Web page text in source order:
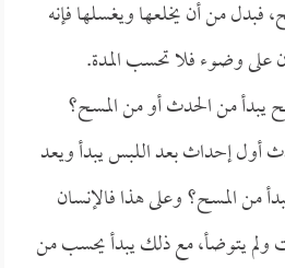
من أن يخلعها ويغسلها فإنه
على وضوء فلا تحسب المدة.
من الحدث أو من المسح؟
أول إحداث بعد اللبس يبدأ ويعد
يبدأ من المسح؟ وعلى هذا فالإنسان
يتوضأ، مع ذلك يبدأ يحسب من